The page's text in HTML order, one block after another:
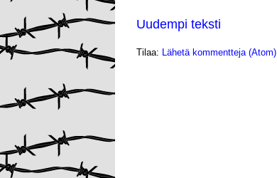
Uudempi teksti
Tilaa: Lähetä kommentteja (Atom)